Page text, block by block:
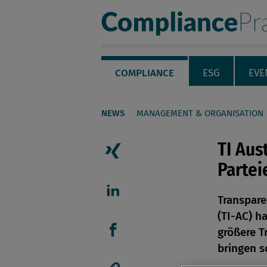
Compliance
Servicenavigation
Navigation
COMPLIANCE ESG
NEWS MANAGEMENT & ORGANISATION
Seiteninhalt
Artikel auf Xing teilen
Artikel auf linkedIn
Artikel auf Facebook
TI
(TI-AC)
größere
bringen